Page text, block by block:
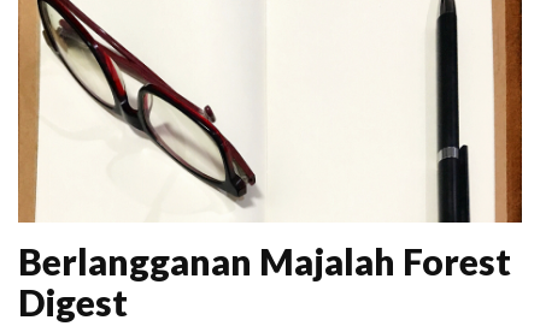
Berlangganan Majalah Forest
Digest